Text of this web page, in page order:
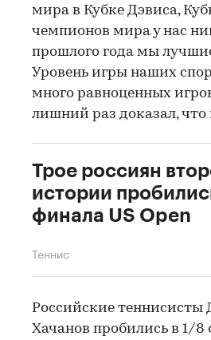
мира в Кубке Дэвиса,
чемпионов мира у нас
прошлого года мы
Уровень игры наших
много равноценных
лишний раз доказал,
Трое россиян
истории
финала US Open
Теннис
Российские теннисисты
Хачанов пробились в 1/8